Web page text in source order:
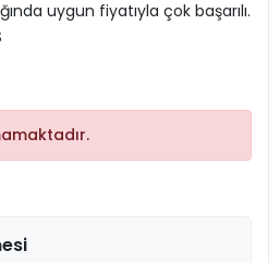
uygun fiyatıyla çok başarılı.